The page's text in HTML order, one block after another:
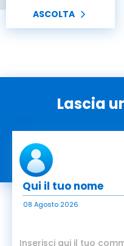
ASCOLTA
Lascia
08 Agosto 2026